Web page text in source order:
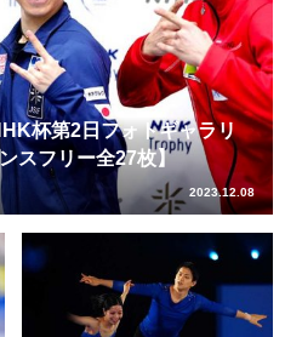
杯第2日フォトギャラリ
スフリー全27枚】
2023.12.08